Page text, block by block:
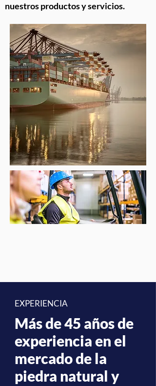
nuestros productos y servicios.
EXPERIENCIA
Más de 45 años de
experiencia en el
mercado de la
piedra natural y